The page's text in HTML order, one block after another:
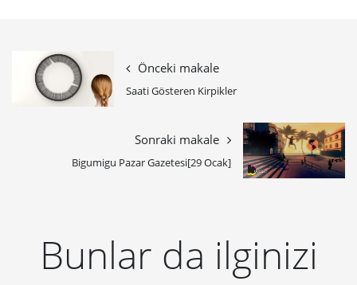
Önceki makale
Saati Gösteren Kirpikler
Sonraki makale
Bigumigu Pazar Gazetesi[29 Ocak]
Bunlar da ilginizi